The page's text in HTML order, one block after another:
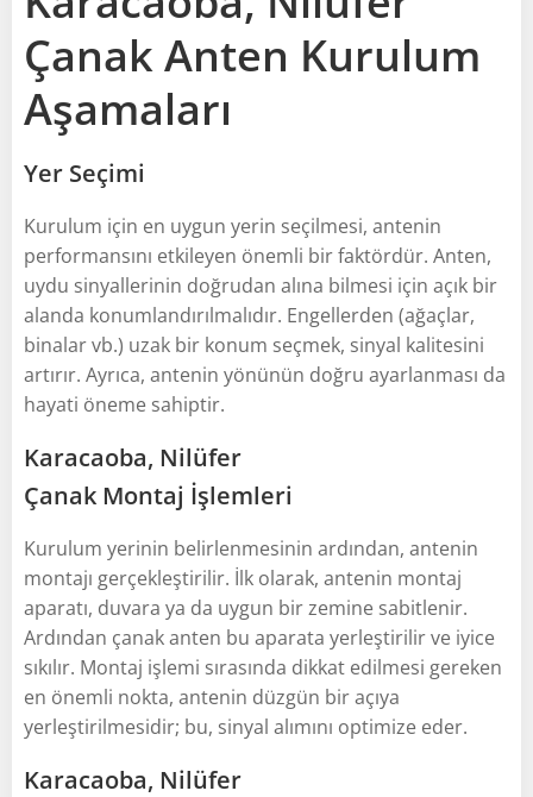
Çanak Anten Kurulum
Aşamaları
Yer Seçimi
Kurulum için en uygun yerin seçilmesi, antenin
performansını etkileyen önemli bir faktördür. Anten,
uydu sinyallerinin doğrudan alına bilmesi için açık bir
alanda konumlandırılmalıdır. Engellerden (ağaçlar,
binalar vb.) uzak bir konum seçmek, sinyal kalitesini
artırır. Ayrıca, antenin yönünün doğru ayarlanması da
hayati öneme sahiptir.
Karacaoba, Nilüfer
Çanak Montaj İşlemleri
Kurulum yerinin belirlenmesinin ardından, antenin
montajı gerçekleştirilir. İlk olarak, antenin montaj
aparatı, duvara ya da uygun bir zemine sabitlenir.
Ardından çanak anten bu aparata yerleştirilir ve iyice
sıkılır. Montaj işlemi sırasında dikkat edilmesi gereken
en önemli nokta, antenin düzgün bir açıya
yerleştirilmesidir; bu, sinyal alımını optimize eder.
Karacaoba, Nilüfer